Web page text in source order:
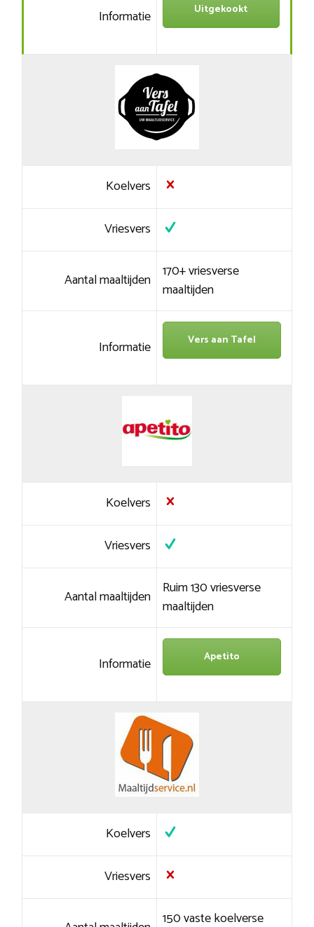
Informatie Uitgekookt
Koelvers
Vriesvers
Aantal maaltijden 170+ vriesverse
maaltijden
Informatie Vers aan Tafel
Koelvers
Vriesvers
Aantal maaltijden Ruim 130 vriesverse
maaltijden
Informatie Apetito
Koelvers
Vriesvers
150 vaste koelverse